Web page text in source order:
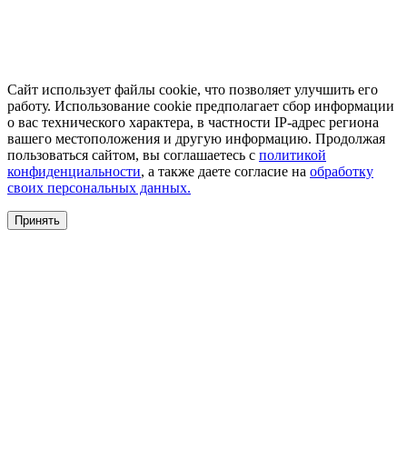
Сайт использует файлы cookie, что позволяет улучшить его
работу. Использование cookie предполагает сбор информации
о вас технического характера, в частности IP-адрес региона
вашего местоположения и другую информацию. Продолжая
пользоваться сайтом, вы соглашаетесь с политикой
конфиденциальности, а также даете согласие на обработку
своих персональных данных.
Принять